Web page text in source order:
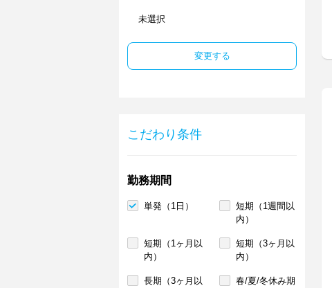
未選択
変更する
こだわり条件
勤務期間
単発（1日）
短期（1週間以
内）
短期（1ヶ月以
内）
短期（3ヶ月以
内）
長期（3ヶ月以
春/夏/冬休み期